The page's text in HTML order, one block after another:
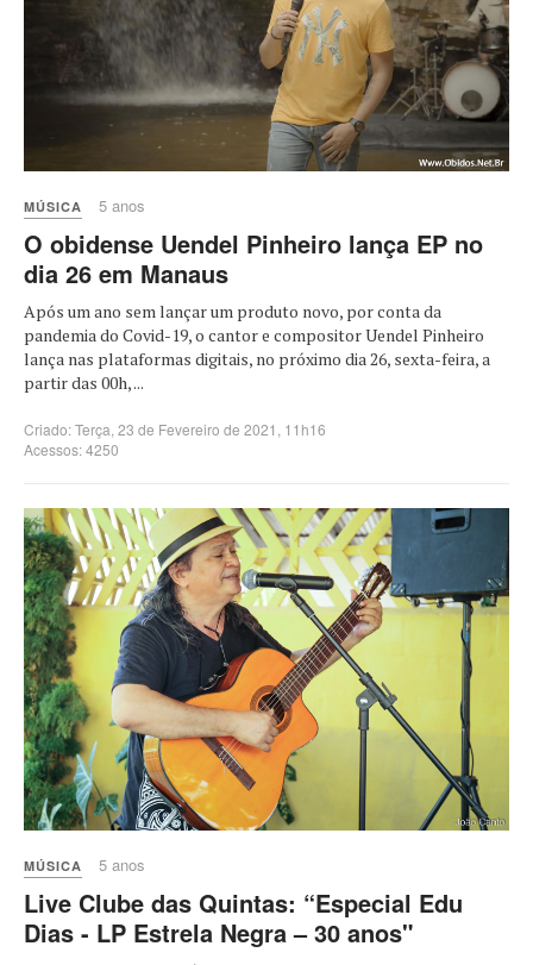
MÚSICA 5 anos
O obidense Uendel Pinheiro lança EP no
dia 26 em Manaus
Após um ano sem lançar um produto novo, por conta da
pandemia do Covid-19, o cantor e compositor Uendel Pinheiro
lança nas plataformas digitais, no próximo dia 26, sexta-feira, a
partir das 00h, ...
Criado: Terça, 23 de Fevereiro de 2021, 11h16
Acessos: 4250
MÚSICA 5 anos
Live Clube das Quintas: “Especial Edu
Dias - LP Estrela Negra – 30 anos"